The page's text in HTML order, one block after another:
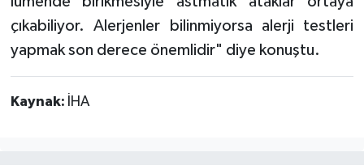
çıkabiliyor. Alerjenler bilinmiyorsa alerji testleri
yapmak son derece önemlidir" diye konuştu.
Kaynak: İHA